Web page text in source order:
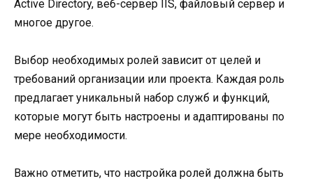
Active Directory, веб-сервер IIS, файловый сервер и
многое другое.
Выбор необходимых ролей зависит от целей и
требований организации или проекта. Каждая роль
предлагает уникальный набор служб и функций,
которые могут быть настроены и адаптированы по
мере необходимости.
Важно отметить, что настройка ролей должна быть